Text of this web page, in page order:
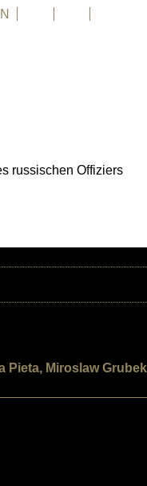
russischen Offiziers
Pieta, Miroslaw Grubek